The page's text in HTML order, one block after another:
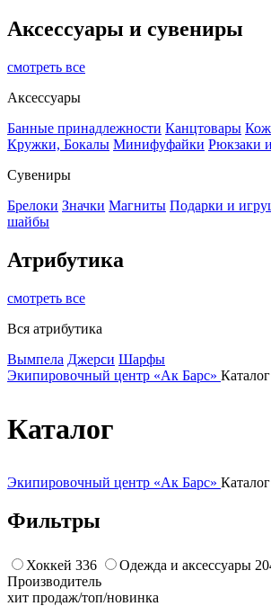
Аксессуары и сувениры
смотреть все
Аксессуары
Банные принадлежности Канцтовары
Кружки, Бокалы Минифуфайки Рюкзаки
Сувениры
Брелоки Значки Магниты Подарки и
шайбы
Атрибутика
смотреть все
Вся атрибутика
Вымпела Джерси Шарфы
Экипировочный центр «Ак Барс» Каталог
Каталог
Экипировочный центр «Ак Барс» Каталог
Фильтры
Хоккей 336 Одежда и аксессуары
Производитель
хит продаж/топ/новинка